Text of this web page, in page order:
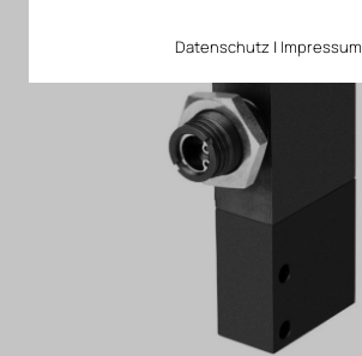
Datenschutz | Impressum